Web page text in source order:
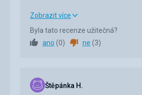
Ubytování
Služby
Zobrazit více
Byla tato recenze užitečná?
ano (0) ne (3)
Štěpánka H.